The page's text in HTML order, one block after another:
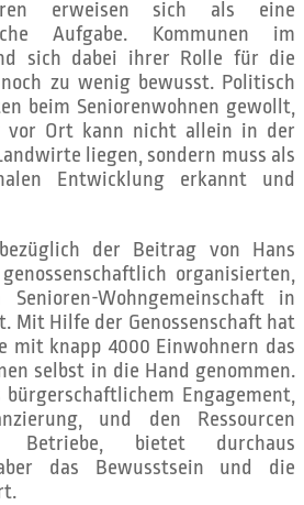
erweisen sich als eine
Aufgabe. Kommunen im
sich dabei ihrer Rolle für die
zu wenig bewusst. Politisch
beim Seniorenwohnen gewollt,
vor Ort kann nicht allein in der
liegen, sondern muss als
Entwicklung erkannt und
der Beitrag von Hans
organisierten,
Wohngemeinschaft in
Mit Hilfe der Genossenschaft hat
mit knapp 4000 Einwohnern das
selbst in die Hand genommen.
Engagement,
und den Ressourcen
Betriebe, bietet durchaus
das Bewusstsein und die